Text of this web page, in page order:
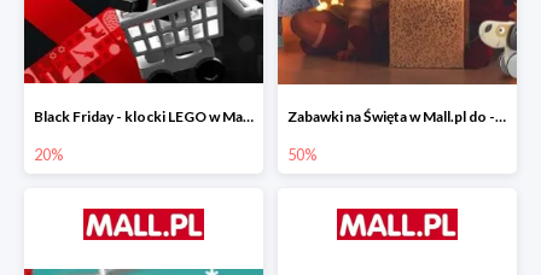
Black Friday - klocki LEGO w Mall.pl do -20%
20%
Zabawki na Święta w Mall.pl do -50%
50%